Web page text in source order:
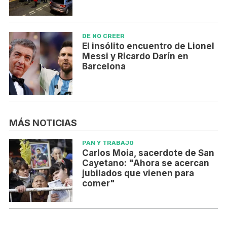
DE NO CREER
El insólito encuentro de Lionel
Messi y Ricardo Darín en
Barcelona
MÁS NOTICIAS
PAN Y TRABAJO
Carlos Moia, sacerdote de San
Cayetano: "Ahora se acercan
jubilados que vienen para
comer"